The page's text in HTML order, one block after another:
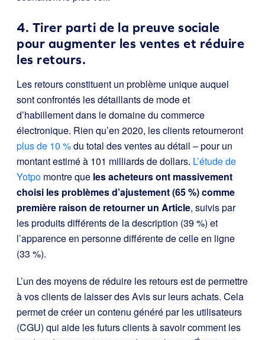
4. Tirer parti de la preuve sociale
pour augmenter les ventes et réduire
les retours.
Les retours constituent un problème unique auquel
sont confrontés les détaillants de mode et
d’habillement dans le domaine du commerce
électronique. Rien qu’en 2020, les clients retourneront
plus de 10 %du total des ventes au détail – pour un
montant estimé à 101 milliards de dollars. L’étude de
Yotpo montre que les acheteurs ont massivement
choisi les problèmes d’ajustement (65 %) comme
première raison de retourner un Article, suivis par
les produits différents de la description (39 %) et
l’apparence en personne différente de celle en ligne
(33 %).
L’un des moyens de réduire les retours est de permettre
à vos clients de laisser des Avis sur leurs achats. Cela
permet de créer un contenu généré par les utilisateurs
(CGU) qui aide les futurs clients à savoir comment les